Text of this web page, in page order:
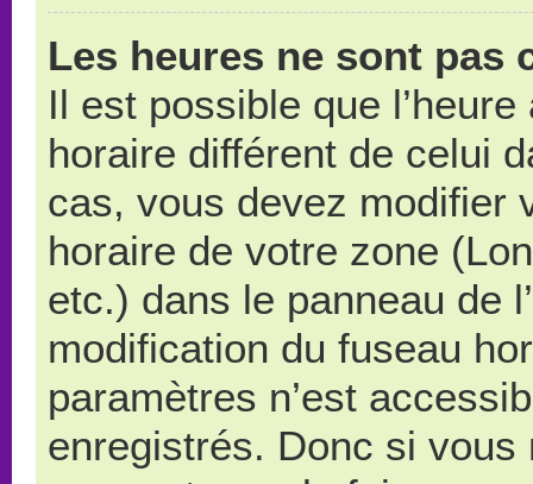
Les heures ne sont pas
Il est possible que
horaire différent de celui
cas, vous devez modifier
horaire de votre zone
etc.) dans le panneau de
modification du fuseau
paramètres n’est
enregistrés. Donc si vous